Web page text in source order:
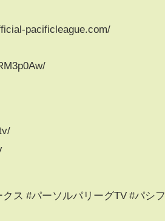
pacificleague.com/
ス #パーソルパリーグTV #パシフ